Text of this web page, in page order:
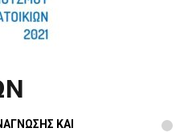
ΚΑΙ